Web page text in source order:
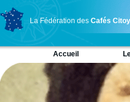
La Fédération des Cafés
Accueil